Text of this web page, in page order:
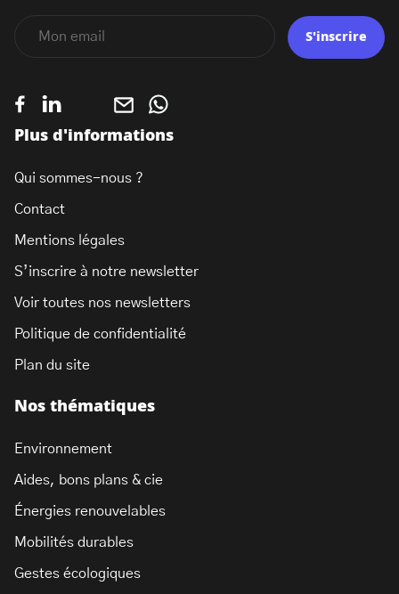
Nos thématiques
Environnement
Aides, bons plans & cie
Énergies renouvelables
Mobilités durables
Gestes écologiques
Plus d'informations
Qui sommes-nous ?
Contact
Mentions légales
S’inscrire à notre newsletter
Voir toutes nos newsletters
Politique de confidentialité
Plan du site
S'inscrire